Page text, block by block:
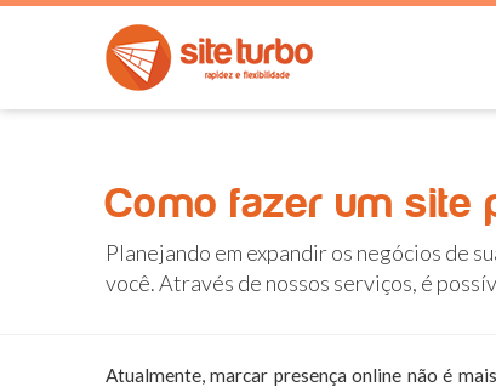
Como fazer um site
Planejando em expandir os negócios de
você. Através de nossos serviços, é
Atualmente, marcar presença online não é